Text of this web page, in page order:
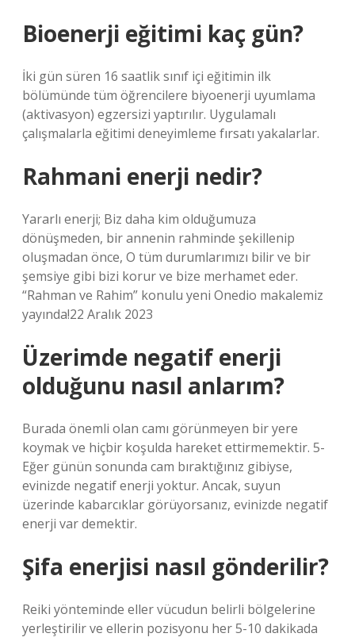
Bioenerji eğitimi kaç gün?
İki gün süren 16 saatlik sınıf içi eğitimin ilk
bölümünde tüm öğrencilere biyoenerji uyumlama
(aktivasyon) egzersizi yaptırılır. Uygulamalı
çalışmalarla eğitimi deneyimleme fırsatı yakalarlar.
Rahmani enerji nedir?
Yararlı enerji; Biz daha kim olduğumuza
dönüşmeden, bir annenin rahminde şekillenip
oluşmadan önce, O tüm durumlarımızı bilir ve bir
şemsiye gibi bizi korur ve bize merhamet eder.
“Rahman ve Rahim” konulu yeni Onedio makalemiz
yayında!22 Aralık 2023
Üzerimde negatif enerji
olduğunu nasıl anlarım?
Burada önemli olan camı görünmeyen bir yere
koymak ve hiçbir koşulda hareket ettirmemektir. 5-
Eğer günün sonunda cam bıraktığınız gibiyse,
evinizde negatif enerji yoktur. Ancak, suyun
üzerinde kabarcıklar görüyorsanız, evinizde negatif
enerji var demektir.
Şifa enerjisi nasıl gönderilir?
Reiki yönteminde eller vücudun belirli bölgelerine
yerleştirilir ve ellerin pozisyonu her 5-10 dakikada